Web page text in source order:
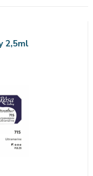
2,5ml